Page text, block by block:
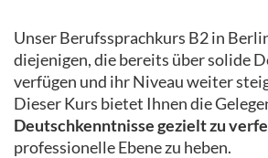
Unser Berufssprachkurs B2 in
diejenigen, die bereits über solide
verfügen und ihr Niveau weiter
Dieser Kurs bietet Ihnen die
Deutschkenntnisse gezielt zu
professionelle Ebene zu heben.